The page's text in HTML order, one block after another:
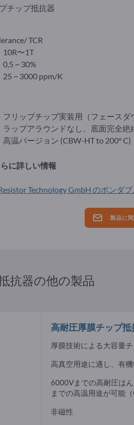
チップ抵抗器
TCR
10R〜1T
0,5 ~ 30%
25 ~ 3000 ppm/K
フリップチップ実装用（フェースダ
ラップアラウンドなし、底面完全絶
高温バージョン (CBW-HT to 200° C)
に詳しい情報
Technology GmbH のボンダ
製品に
抗器の他の製品
高耐圧厚膜チップ
厚膜技術による大容量
高真空用途に適し、有機
6000Vまでの高耐圧は
までの高温用途が可能
非磁性